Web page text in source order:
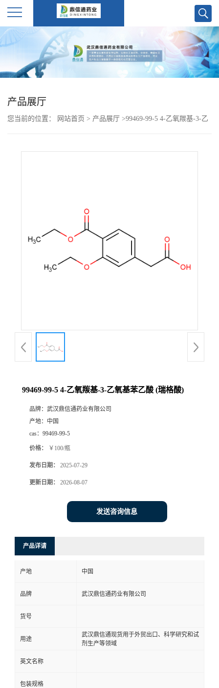
公
产
产品展厅
您当前的位置： 网站首页 > 产品展厅 >99469-99-5 4-乙氧羰基-3-乙
99469-99-5 4-乙氧羰基-3-乙氧基苯乙酸 (瑞格酸)
品牌： 武汉鼎信通药业有限公司
产地： 中国
cas： 99469-99-5
价格： ￥100/瓶
发布日期： 2025-07-29
更新日期： 2026-08-07
发送咨询信息
产品详请
产地 中国
品牌 武汉鼎信通药业有限公司
货号
用途
武汉鼎信通现货用于外贸出口、科学研究和试
剂生产等领域
英文名称
包装规格